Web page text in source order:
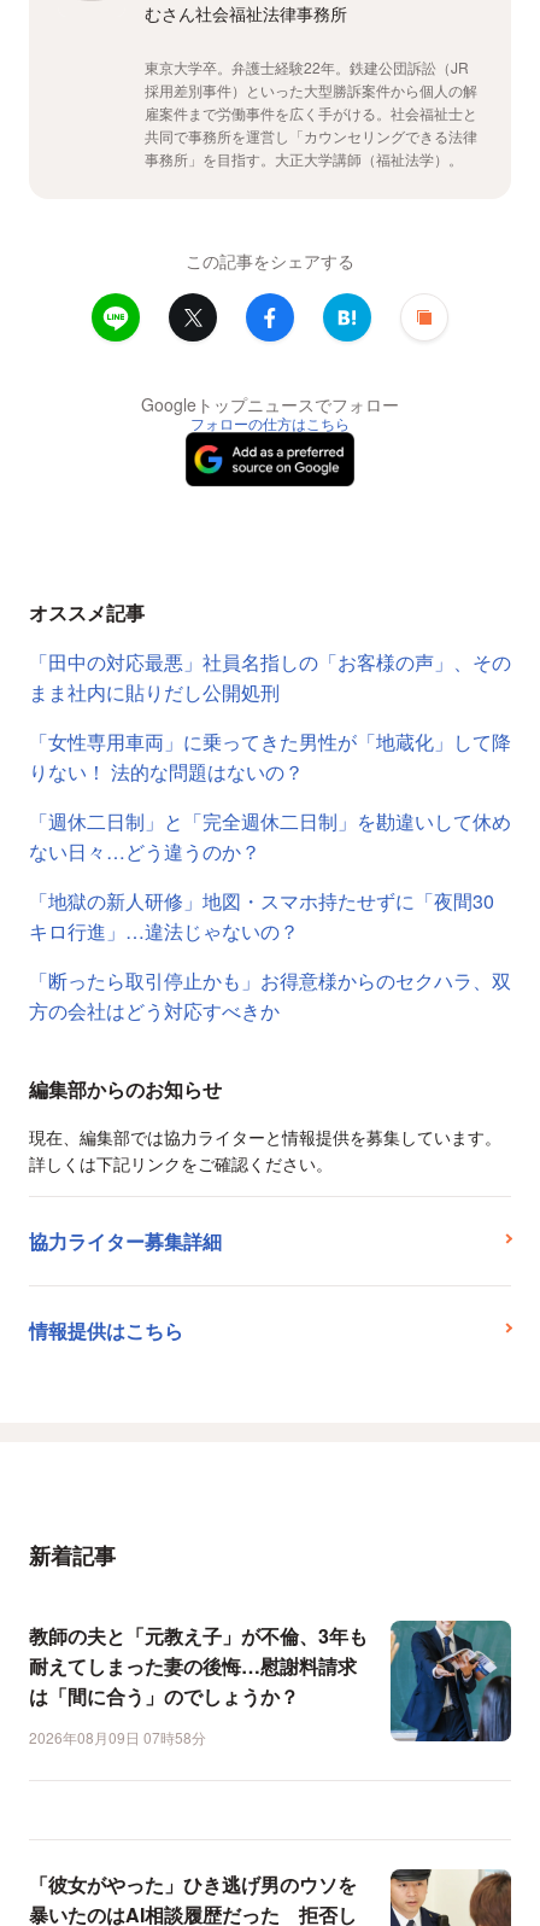
むさん社会福祉法律事務所
東京大学卒。弁護士経験22年。鉄建公団訴訟（JR
採用差別事件）といった大型勝訴案件から個人の解
雇案件まで労働事件を広く手がける。社会福祉士と
共同で事務所を運営し「カウンセリングできる法律
事務所」を目指す。大正大学講師（福祉法学）。
この記事をシェアする
Googleトップニュースでフォロー
フォローの仕方はこちら
オススメ記事
「田中の対応最悪」社員名指しの「お客様の声」、その
まま社内に貼りだし公開処刑
「女性専用車両」に乗ってきた男性が「地蔵化」して降
りない！ 法的な問題はないの？
「週休二日制」と「完全週休二日制」を勘違いして休め
ない日々…どう違うのか？
「地獄の新人研修」地図・スマホ持たせずに「夜間30
キロ行進」…違法じゃないの？
「断ったら取引停止かも」お得意様からのセクハラ、双
方の会社はどう対応すべきか
編集部からのお知らせ
現在、編集部では協力ライターと情報提供を募集しています。
詳しくは下記リンクをご確認ください。
協力ライター募集詳細
情報提供はこちら
新着記事
教師の夫と「元教え子」が不倫、3年も
耐えてしまった妻の後悔…慰謝料請求
は「間に合う」のでしょうか？
2026年08月09日 07時58分
「彼女がやった」ひき逃げ男のウソを
暴いたのはAI相談履歴だった 拒否し